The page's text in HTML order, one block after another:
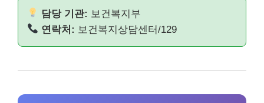
담당 기관: 보건복지부
연락처: 보건복지상담센터/129